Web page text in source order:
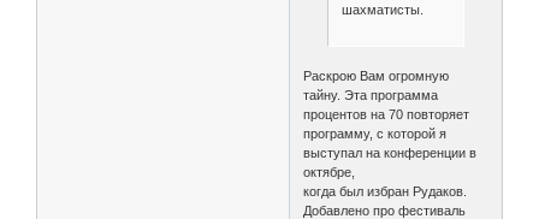
шахматисты.
Раскрою Вам огромную
тайну. Эта программа
процентов на 70 повторяет
программу, с которой я
выступал на конференции в
октябре,
когда был избран Рудаков.
Добавлено про фестиваль